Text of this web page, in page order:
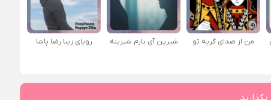
من از صدای گريه تو شیرین آی یارم شیرینه رویای زیبا رضا پاشا